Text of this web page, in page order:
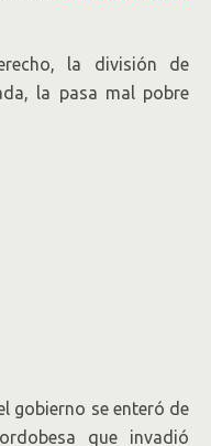
la división de
la pasa mal pobre
gobierno se enteró de
que invadió